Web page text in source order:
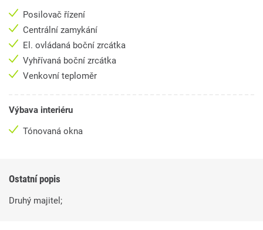
Posilovač řízení
Centrální zamykání
El. ovládaná boční zrcátka
Vyhřívaná boční zrcátka
Venkovní teploměr
Výbava interiéru
Tónovaná okna
Ostatní popis
Druhý majitel;